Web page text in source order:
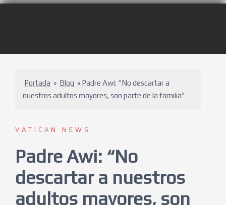
Portada » Blog » Padre Awi: “No descartar a
nuestros adultos mayores, son parte de la familia”
VATICAN NEWS
Padre Awi: “No
descartar a nuestros
adultos mayores, son